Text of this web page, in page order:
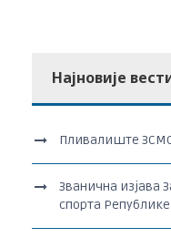
Најновије
Пливалиште
Званична изјава
спорта Републике